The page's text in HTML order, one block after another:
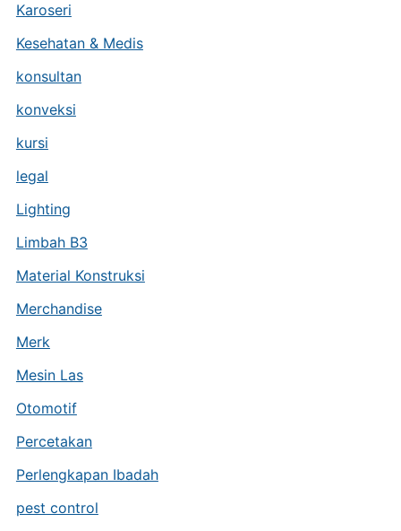
Karoseri
Kesehatan & Medis
konsultan
konveksi
kursi
legal
Lighting
Limbah B3
Material Konstruksi
Merchandise
Merk
Mesin Las
Otomotif
Percetakan
Perlengkapan Ibadah
pest control